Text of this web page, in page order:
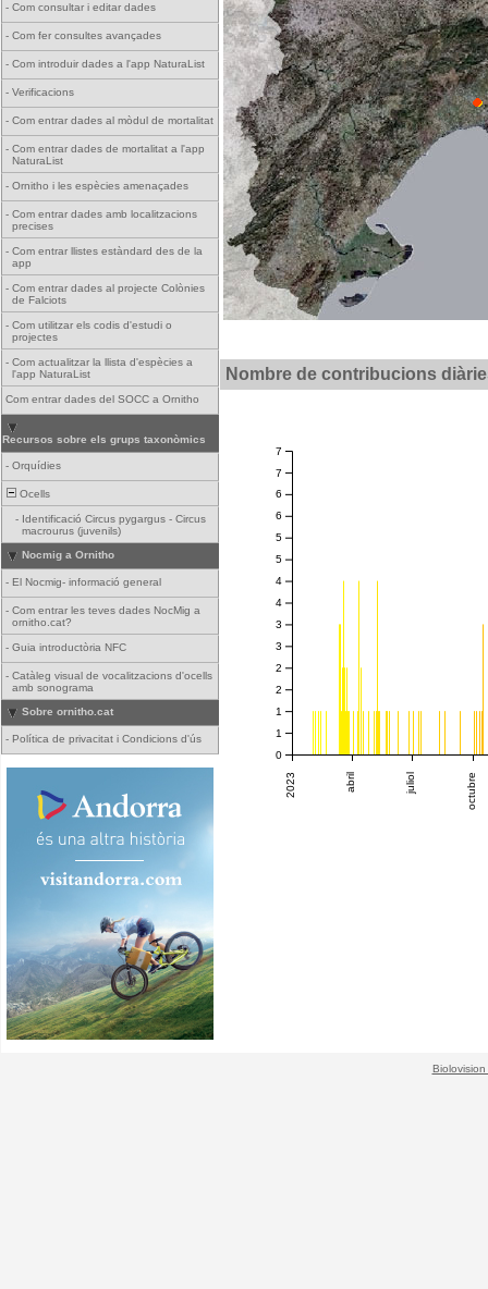
- Com consultar i editar dades
- Com fer consultes avançades
- Com introduir dades a l'app NaturaList
- Verificacions
- Com entrar dades al mòdul de mortalitat
- Com entrar dades de mortalitat a l'app
NaturaList
- Ornitho i les espècies amenaçades
- Com entrar dades amb localitzacions
precises
- Com entrar llistes estàndard des de la
app
- Com entrar dades al projecte Colònies
de Falciots
- Com utilitzar els codis d'estudi o
projectes
- Com actualitzar la llista d'espècies a
l'app NaturaList
Com entrar dades del SOCC a Ornitho
Recursos sobre els grups taxonòmics
- Orquídies
Ocells
- Identificació Circus pygargus - Circus
macrourus (juvenils)
Nocmig a Ornitho
- El Nocmig- informació general
- Com entrar les teves dades NocMig a
ornitho.cat?
- Guia introductòria NFC
- Catàleg visual de vocalitzacions d'ocells
amb sonograma
Sobre ornitho.cat
- Política de privacitat i Condicions d'ús
Nombre de contribucions
2023 abril juliol octubre
0
1
1
2
2
3
3
4
4
5
5
6
6
7
7
Biolovision